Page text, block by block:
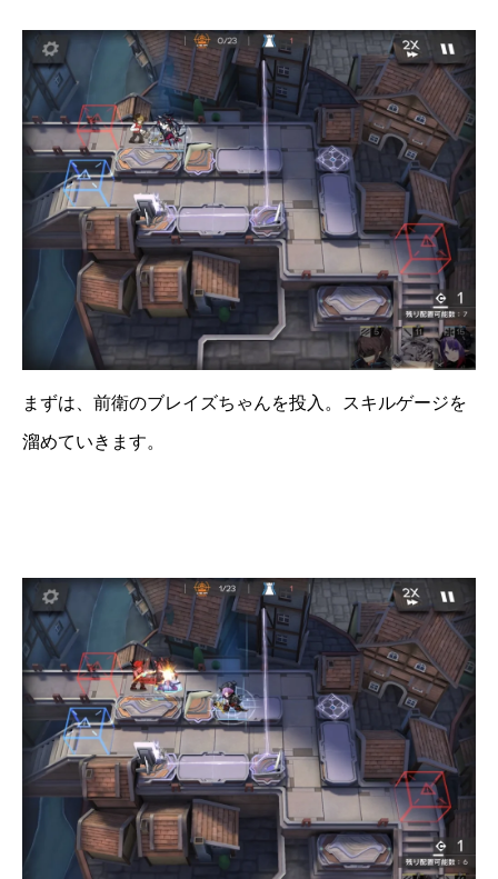
まずは、前衛のブレイズちゃんを投入。スキルゲージを
溜めていきます。